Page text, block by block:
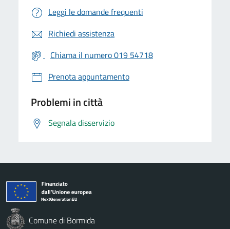
Leggi le domande frequenti
Richiedi assistenza
Chiama il numero 019 54718
Prenota appuntamento
Problemi in città
Segnala disservizio
Comune di Bormida